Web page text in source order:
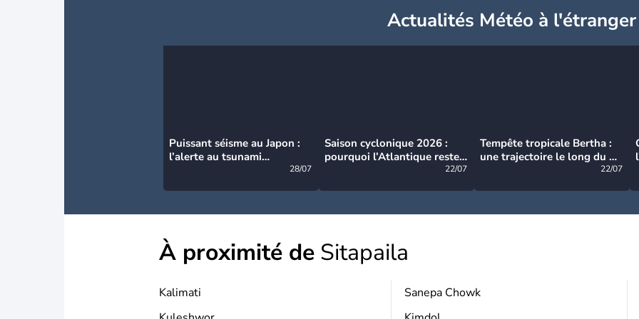
Actualités Météo à l'étranger
Puissant séisme au Japon :
l’alerte au tsunami
28/07
Saison cyclonique 2026 :
pourquoi l’Atlantique reste
22/07
Tempête tropicale Bertha :
une trajectoire le long du du
22/07
À proximité de Sitapaila
Kalimati
Sanepa Chowk